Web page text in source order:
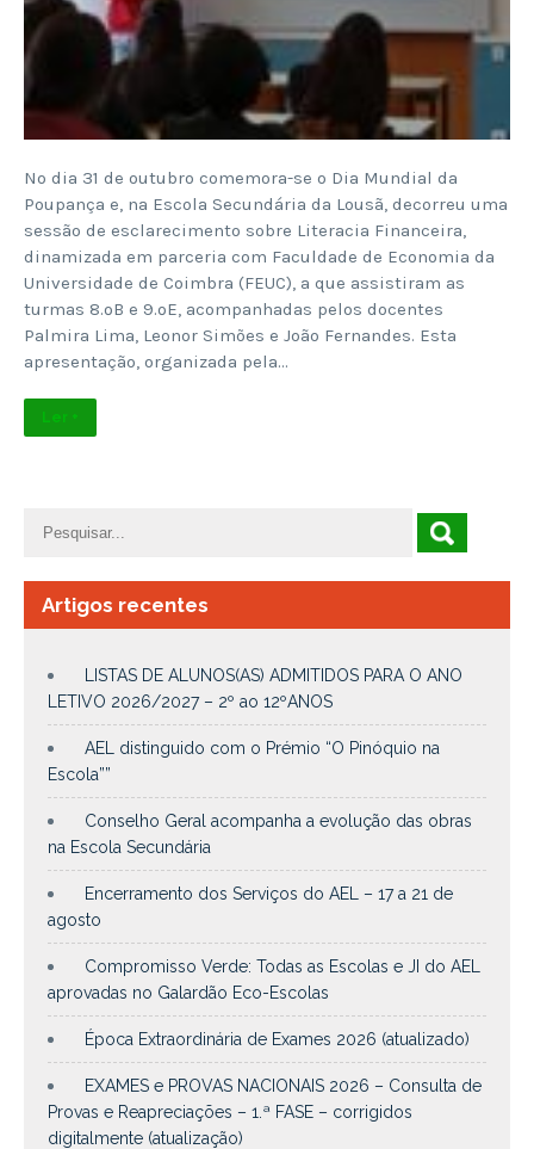
No dia 31 de outubro comemora-se o Dia Mundial da
Poupança e, na Escola Secundária da Lousã, decorreu uma
sessão de esclarecimento sobre Literacia Financeira,
dinamizada em parceria com Faculdade de Economia da
Universidade de Coimbra (FEUC), a que assistiram as
turmas 8.ºB e 9.ºE, acompanhadas pelos docentes
Palmira Lima, Leonor Simões e João Fernandes. Esta
apresentação, organizada pela…
Ler +
Artigos recentes
LISTAS DE ALUNOS(AS) ADMITIDOS PARA O ANO
LETIVO 2026/2027 – 2º ao 12ºANOS
AEL distinguido com o Prémio “O Pinóquio na
Escola””
Conselho Geral acompanha a evolução das obras
na Escola Secundária
Encerramento dos Serviços do AEL – 17 a 21 de
agosto
Compromisso Verde: Todas as Escolas e JI do AEL
aprovadas no Galardão Eco-Escolas
Época Extraordinária de Exames 2026 (atualizado)
EXAMES e PROVAS NACIONAIS 2026 – Consulta de
Provas e Reapreciações – 1.ª FASE – corrigidos
digitalmente (atualização)